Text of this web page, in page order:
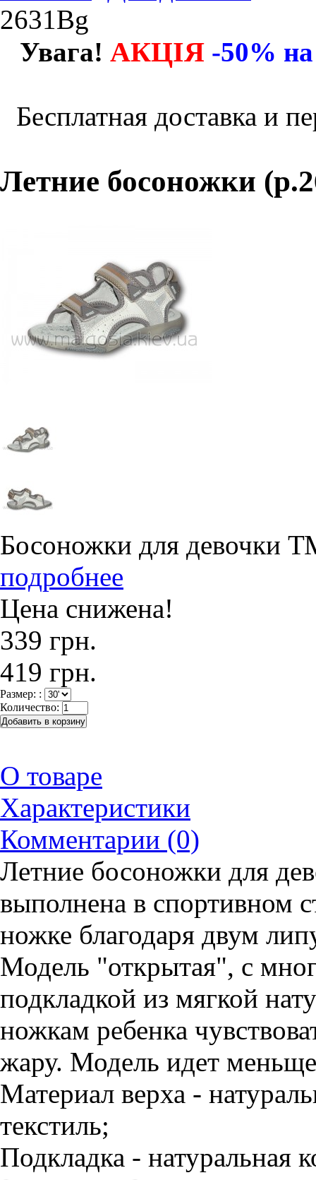
2631Bg
Увага! АКЦІЯ -50%
Бесплатная доставка и
Летние босоножки
Босоножки для девочки
подробнее
Цена снижена!
339 грн.
419 грн.
Размер: :
Количество:
О товаре
Характеристики
Комментарии (0)
Летние босоножки для
выполнена в спортивном
ножке благодаря двум
Модель "открытая", с
подкладкой из мягкой
ножкам ребенка
жару. Модель идет
Материал верха -
текстиль;
Подкладка - натуральная